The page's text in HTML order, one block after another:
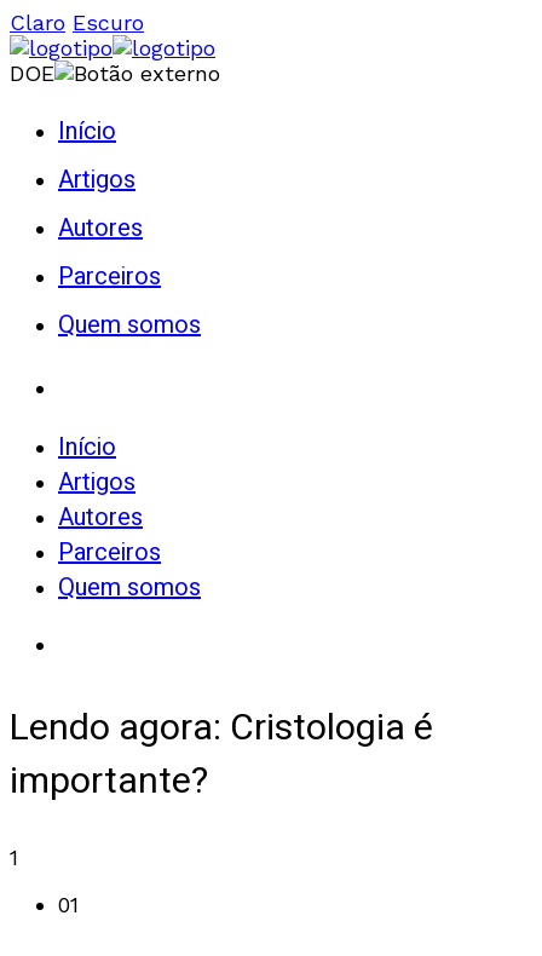
Claro Escuro
DOE
Início
Artigos
Autores
Parceiros
Quem somos
Início
Artigos
Autores
Parceiros
Quem somos
Lendo agora: Cristologia é
importante?
1
01